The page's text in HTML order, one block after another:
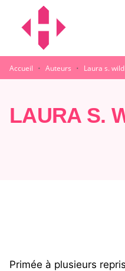
MENU
Accueil · Auteurs · Laura s. wild
LAURA S.
Primée à plusieurs